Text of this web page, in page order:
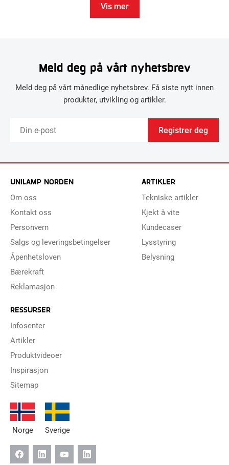
Vis mer
Meld deg på vårt nyhetsbrev
Meld deg på vårt månedlige nyhetsbrev. Få siste nytt innen
produkter, utvikling og artikler.
Registrer deg
UNILAMP NORDEN
Om oss
Kontakt oss
Personvern
Salgs og leveringsbetingelser
Åpenhetsloven
Bærekraft
Reklamasjon
ARTIKLER
Tekniske artikler
Kjekt å vite
Kundecaser
Lysstyring
Belysning
RESSURSER
Infosenter
Artikler
Produktvideoer
Inspirasjon
Sitemap
Norge Sverige